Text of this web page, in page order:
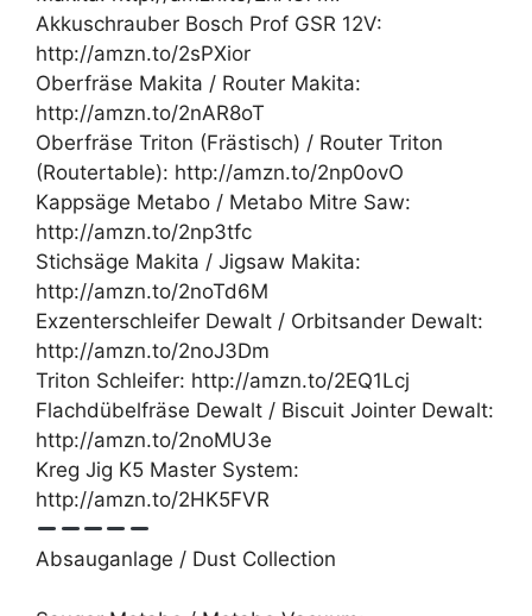
Akkuschrauber Bosch Prof GSR 12V:
http://amzn.to/2sPXior
Oberfräse Makita / Router Makita:
http://amzn.to/2nAR8oT
Oberfräse Triton (Frästisch) / Router Triton
(Routertable): http://amzn.to/2np0ovO
Kappsäge Metabo / Metabo Mitre Saw:
http://amzn.to/2np3tfc
Stichsäge Makita / Jigsaw Makita:
http://amzn.to/2noTd6M
Exzenterschleifer Dewalt / Orbitsander Dewalt:
http://amzn.to/2noJ3Dm
Triton Schleifer: http://amzn.to/2EQ1Lcj
Flachdübelfräse Dewalt / Biscuit Jointer Dewalt:
http://amzn.to/2noMU3e
Kreg Jig K5 Master System:
http://amzn.to/2HK5FVR
Absauganlage / Dust Collection